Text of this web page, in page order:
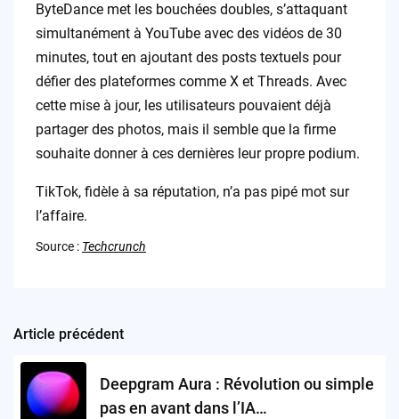
ByteDance met les bouchées doubles, s’attaquant
simultanément à YouTube avec des vidéos de 30
minutes, tout en ajoutant des posts textuels pour
défier des plateformes comme X et Threads. Avec
cette mise à jour, les utilisateurs pouvaient déjà
partager des photos, mais il semble que la firme
souhaite donner à ces dernières leur propre podium.
TikTok, fidèle à sa réputation, n’a pas pipé mot sur
l’affaire.
Source : Techcrunch
Post
navigation
Article précédent
Deepgram Aura : Révolution ou simple
pas en avant dans l’IA